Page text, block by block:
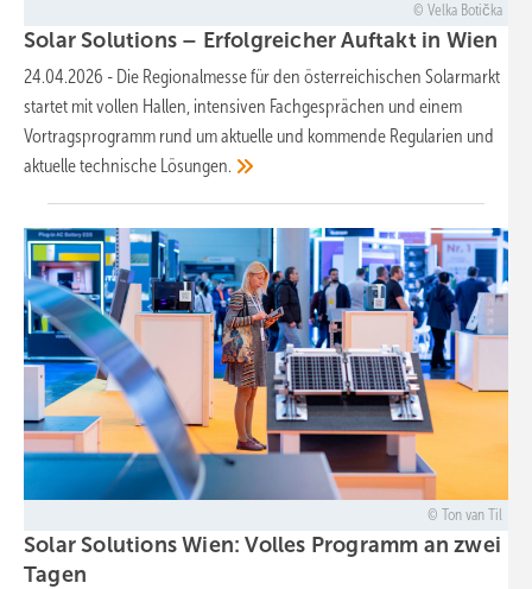
Velka Botička
Solar Solutions – Erfolgreicher Auftakt in Wien
24.04.2026 - Die Regionalmesse für den österreichischen Solarmarkt
startet mit vollen Hallen, intensiven Fachgesprächen und einem
Vortragsprogramm rund um aktuelle und kommende Regularien und
aktuelle technische Lösungen.
Ton van Til
Solar Solutions Wien: Volles Programm an zwei
Tagen